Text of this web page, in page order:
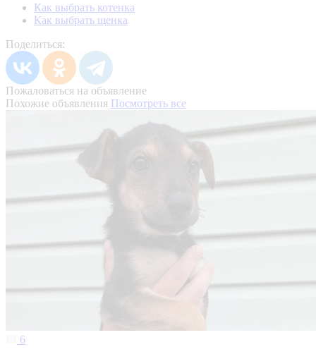
Как выбрать котенка
Как выбрать щенка
Поделиться:
Пожаловаться на объявление
Похожие объявления Посмотреть все
6